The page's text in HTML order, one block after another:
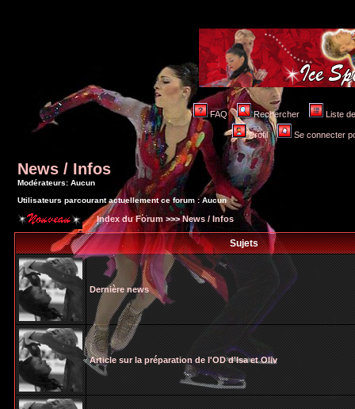
FAQ Rechercher Liste
Profil Se connecter
News / Infos
Modérateurs: Aucun
Utilisateurs parcourant actuellement ce forum : Aucun
Index du Forum >>>News / Infos
Sujets
Dernière news
Article sur la préparation de l'OD d'Isa et Oliv